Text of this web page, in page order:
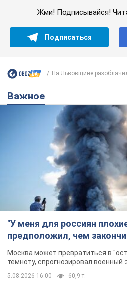
Жми! Подписывайся!
Подписаться
На Львовщине
Важное
"У меня для россиян
предположил, чем
Москва может превратиться в
темноту, спрогнозировал военный
5.08.2026 16:00 60,9 т.